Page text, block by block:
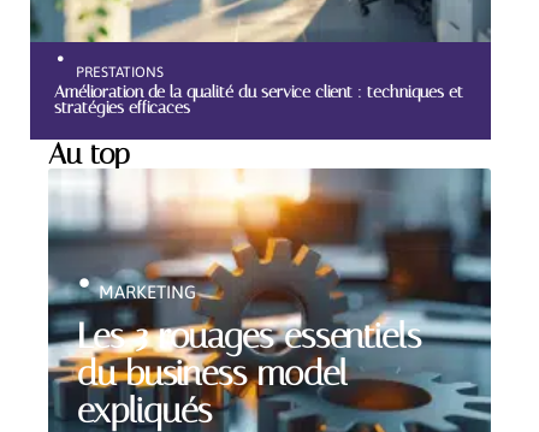
PRESTATIONS
Amélioration de la qualité du service client : techniques et
stratégies efficaces
Au top
Les 3 rouages essentiels
du business model
expliqués
MARKETING